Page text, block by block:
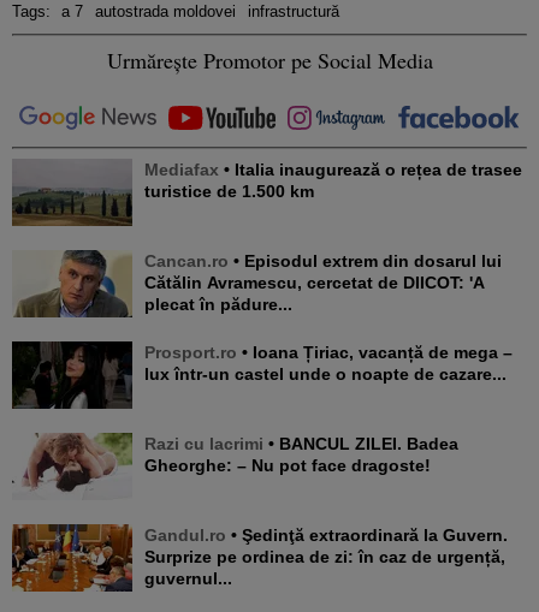
Tags: a 7 autostrada moldovei infrastructură
Urmărește Promotor pe Social Media
Mediafax • Italia inaugurează o rețea de trasee
turistice de 1.500 km
Cancan.ro • Episodul extrem din dosarul lui
Cătălin Avramescu, cercetat de DIICOT: 'A
plecat în pădure...
Prosport.ro • Ioana Țiriac, vacanță de mega –
lux într-un castel unde o noapte de cazare...
Razi cu lacrimi • BANCUL ZILEI. Badea
Gheorghe: – Nu pot face dragoste!
Gandul.ro • Şedinţă extraordinară la Guvern.
Surprize pe ordinea de zi: în caz de urgență,
guvernul...